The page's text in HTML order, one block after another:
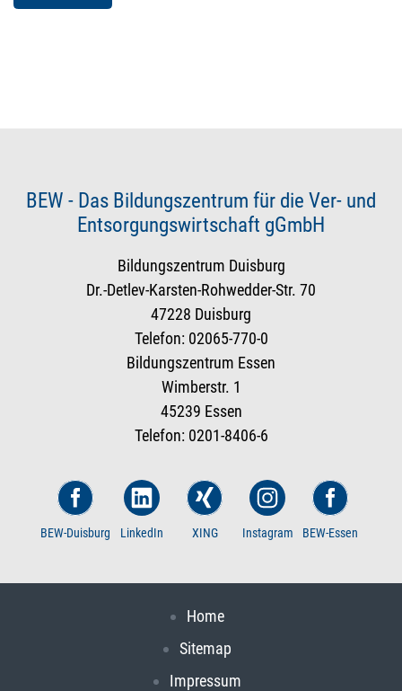
BEW - Das Bildungszentrum für die Ver- und
Entsorgungswirtschaft gGmbH
Bildungszentrum Duisburg
Dr.-Detlev-Karsten-Rohwedder-Str. 70
47228 Duisburg
Telefon: 02065-770-0
Bildungszentrum Essen
Wimberstr. 1
45239 Essen
Telefon: 0201-8406-6
BEW-Duisburg LinkedIn XING Instagram BEW-Essen
Home
Sitemap
Impressum